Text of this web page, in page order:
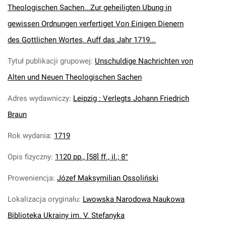
Theologischen Sachen...Zur geheiligten Ubung in
gewissen Ordnungen verfertiget Von Einigen Dienern
des Gottlichen Wortes. Auff das Jahr 1719...
Tytuł publikacji grupowej: Unschuldige Nachrichten von
Alten und Neuen Theologischen Sachen
Adres wydawniczy: Leipzig : Verlegts Johann Friedrich
Braun
Rok wydania: 1719
Opis fizyczny: 1120 pp., [58] ff., il.; 8°
Proweniencja: Józef Maksymilian Ossoliński
Lokalizacja oryginału: Lwowska Narodowa Naukowa
Biblioteka Ukrainy im. V. Stefanyka